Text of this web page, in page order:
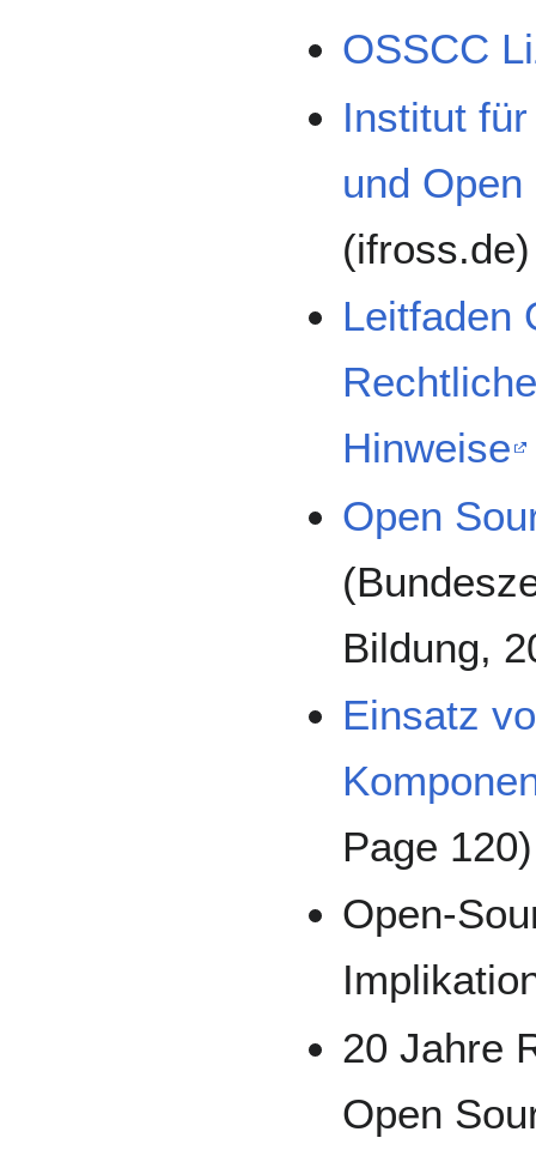
OSSCC
Institut
und
(ifross.de)
Leitfaden
Hinweise
Open
Bildung,
Einsatz
Page 120)
Open-
20 Jahre
Open